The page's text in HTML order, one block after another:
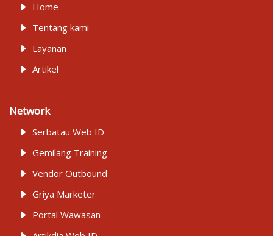
Home
Tentang kami
Layanan
Artikel
Network
Serbatau Web ID
Gemilang Training
Vendor Outbound
Griya Marketer
Portal Wawasan